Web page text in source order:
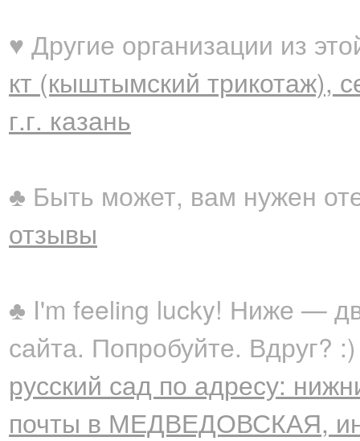
♥ Другие организации из
кт (кыштымский трикотаж),
г.г. казань
♣ Быть может, вам нужен
отзывы
♣ I'm feeling lucky! Ниже —
сайта. Попробуйте. Вдруг? :)
русский сад по адресу:
почты в МЕДВЕДОВСКАЯ,